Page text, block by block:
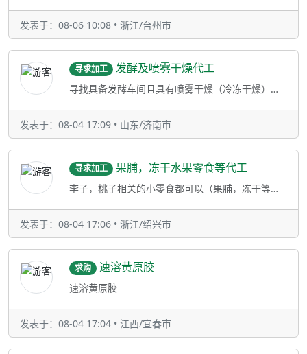
发表于：08-06 10:08 • 浙江/台州市
寻求加工 发酵及喷雾干燥代工
寻找具备发酵车间且具有喷雾干燥（冷冻干燥）一体化的代工厂1 具有自己的发酵车间；2 拥有自己的喷雾干燥设备/冷冻干燥设备3 相
发表于：08-04 17:09 • 山东/济南市
寻求加工 果脯，冻干水果零食等代工
李子，桃子相关的小零食都可以（果脯，冻干等都可）
发表于：08-04 17:06 • 浙江/绍兴市
求购 速溶黄原胶
速溶黄原胶
发表于：08-04 17:04 • 江西/宜春市